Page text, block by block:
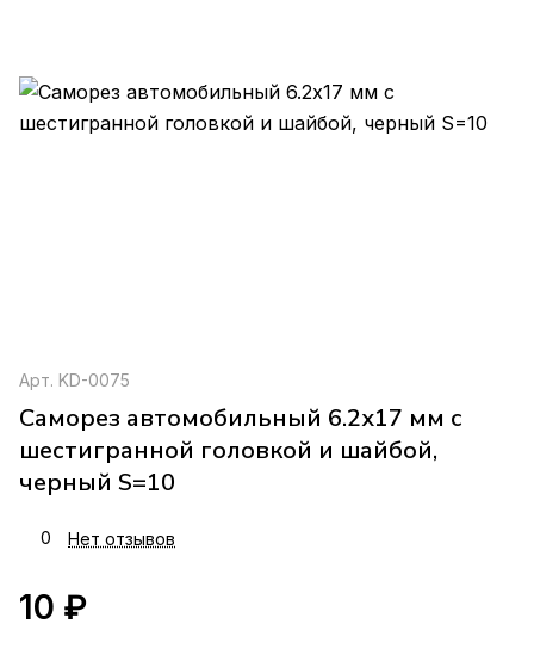
Арт. KD-0075
Саморез автомобильный 6.2x17 мм с
шестигранной головкой и шайбой,
черный S=10
0 Нет отзывов
10 ₽